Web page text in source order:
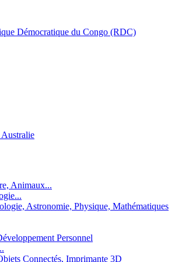
Démocratique du Congo (RDC)
Australie
Animaux...
Astronomie, Physique, Mathématiques
Personnel
Connectés, Imprimante 3D